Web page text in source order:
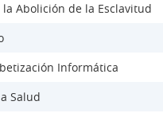
Abolición de la Esclavitud
Informática
Salud